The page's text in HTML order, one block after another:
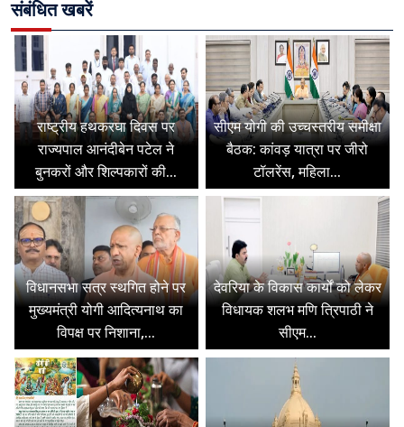
संबंधित खबरें
राष्ट्रीय हथकरघा दिवस पर
राज्यपाल आनंदीबेन पटेल ने
बुनकरों और शिल्पकारों की...
सीएम योगी की उच्चस्तरीय समीक्षा
बैठक: कांवड़ यात्रा पर जीरो
टॉलरेंस, महिला...
विधानसभा सत्र स्थगित होने पर
मुख्यमंत्री योगी आदित्यनाथ का
विपक्ष पर निशाना,...
देवरिया के विकास कार्यों को लेकर
विधायक शलभ मणि त्रिपाठी ने
सीएम...